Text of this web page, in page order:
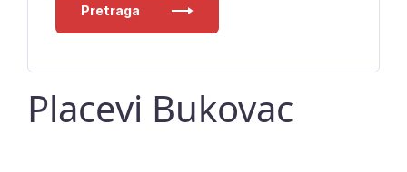
Pretraga
Placevi Bukovac